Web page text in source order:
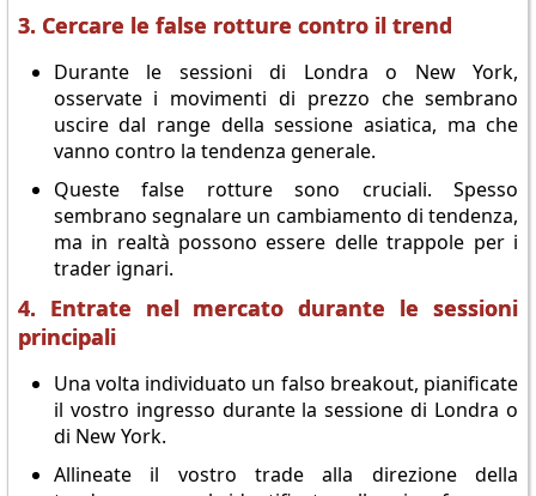
3. Cercare le false rotture contro il trend
Durante le sessioni di Londra o New York,
osservate i movimenti di prezzo che sembrano
uscire dal range della sessione asiatica, ma che
vanno contro la tendenza generale.
Queste false rotture sono cruciali. Spesso
sembrano segnalare un cambiamento di tendenza,
ma in realtà possono essere delle trappole per i
trader ignari.
4. Entrate nel mercato durante le sessioni
principali
Una volta individuato un falso breakout, pianificate
il vostro ingresso durante la sessione di Londra o
di New York.
Allineate il vostro trade alla direzione della